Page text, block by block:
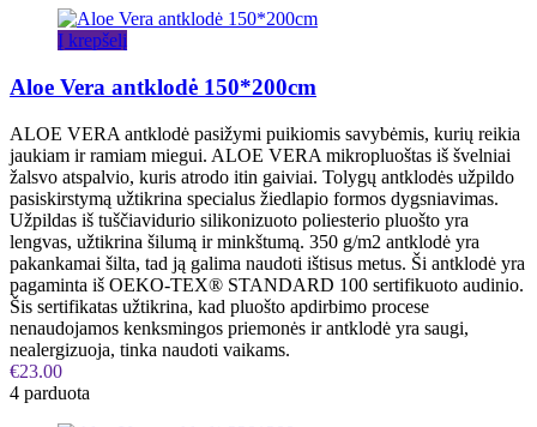
Į krepšelį
Aloe Vera antklodė 150*200cm
ALOE VERA antklodė pasižymi puikiomis savybėmis, kurių reikia
jaukiam ir ramiam miegui. ALOE VERA mikropluoštas iš švelniai
žalsvo atspalvio, kuris atrodo itin gaiviai. Tolygų antklodės užpildo
pasiskirstymą užtikrina specialus žiedlapio formos dygsniavimas.
Užpildas iš tuščiavidurio silikonizuoto poliesterio pluošto yra
lengvas, užtikrina šilumą ir minkštumą. 350 g/m2 antklodė yra
pakankamai šilta, tad ją galima naudoti ištisus metus. Ši antklodė yra
pagaminta iš OEKO-TEX® STANDARD 100 sertifikuoto audinio.
Šis sertifikatas užtikrina, kad pluošto apdirbimo procese
nenaudojamos kenksmingos priemonės ir antklodė yra saugi,
nealergizuoja, tinka naudoti vaikams.
€23.00
4 parduota